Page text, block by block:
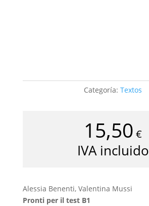
Categoría:Textos
15,50 €
IVA incluido
Alessia Benenti, Valentina Mussi
Pronti per il test B1